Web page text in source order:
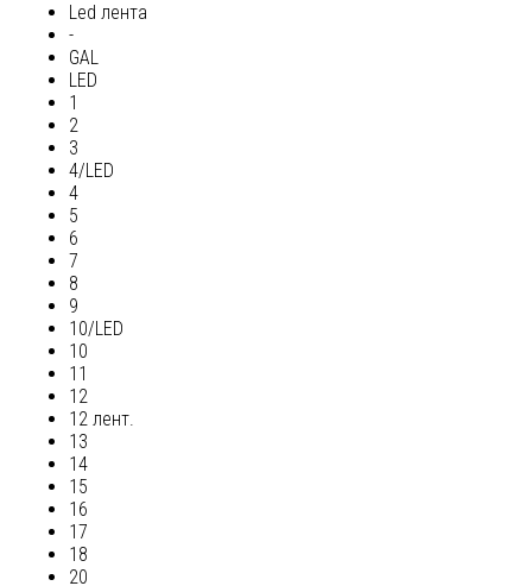
Led лента
-
GAL
LED
1
2
3
4/LED
4
5
6
7
8
9
10/LED
10
11
12
12 лент.
13
14
15
16
17
18
20